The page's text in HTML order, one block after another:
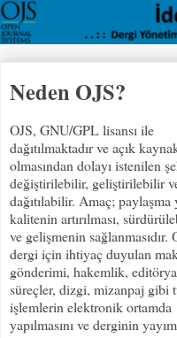
Neden OJS?
OJS, GNU/GPL lisansı ile
dağıtılmaktadır ve açık
olmasından dolayı istenilen
değiştirilebilir, geliştirilebilir
dağıtılabilir. Amaç;
kalitenin artırılması,
ve gelişmenin sağlanmasıdır.
dergi için ihtiyaç duyulan
gönderimi, hakemlik,
süreçler, dizgi, mizanpaj gibi
işlemlerin elektronik ortamda
yapılmasını ve derginin